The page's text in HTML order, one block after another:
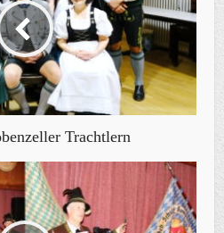
Trachtlern